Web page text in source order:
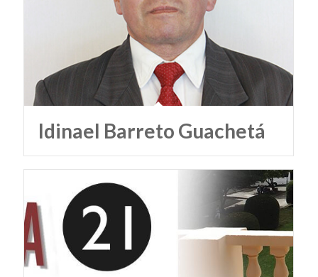
Idinael Barreto Guachetá